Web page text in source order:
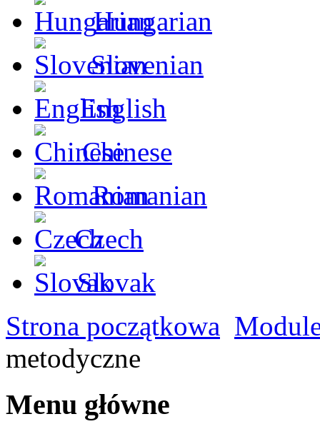
Hungarian
Slovenian
English
Chinese
Romanian
Czech
Slovak
Strona początkowa
metodyczne
Menu główne